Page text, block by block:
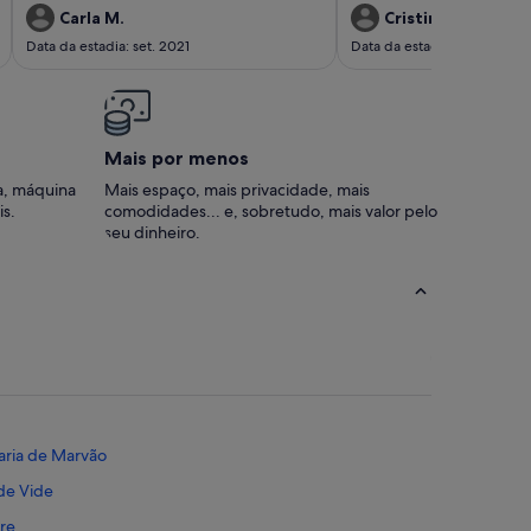
Carla M.
Data da estadia: set. 2021
concerteza, até porque
temperaturas que se
podemos explorar
Cristina S.
Data da estadia: ago. 2018
máquina
Mais por menos
Mais espaço, mais privacidade, mais
comodidades... e, sobretudo, mais valor pelo
seu dinheiro.
de Marvão
Vide